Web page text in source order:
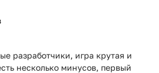
разработчики, игра крутая и
несколько минусов, первый